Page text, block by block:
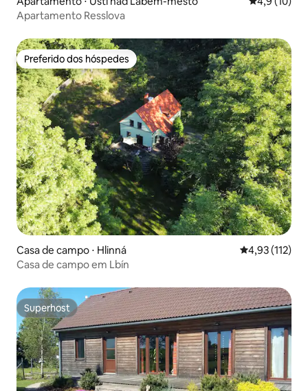
Apartamento Resslova
Preferido dos hóspedes
Preferido dos hóspedes
Casa de campo ⋅ Hlinná 4,93 de uma
4,93 (112)
Casa de campo em Lbín
Superhost
Superhost